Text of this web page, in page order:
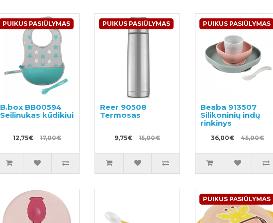
PUIKUS PASIŪLYMAS
B.box BB00594
Seilinukas kūdikiui
12,75€ 17,00€
PUIKUS PASIŪLYMAS
Reer 90508
Termosas
9,75€ 15,00€
PUIKUS PASIŪLYMAS
Beaba 913507
Silikoninių indų
rinkinys
36,00€ 45,00€
PUIKUS PASIŪLYMAS